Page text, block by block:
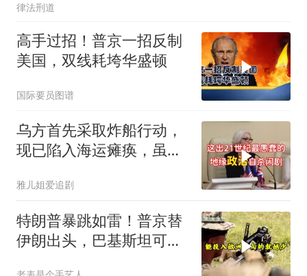
律法刑道
高手过招！普京一招反制
美国，双线耗垮华盛顿
国际要员图谱
乌方首先采取炸船行动，
现已陷入海运瘫痪，虽四
雅儿姐爱追剧
特朗普暴跳如雷！普京替
伊朗出头，巴基斯坦可能